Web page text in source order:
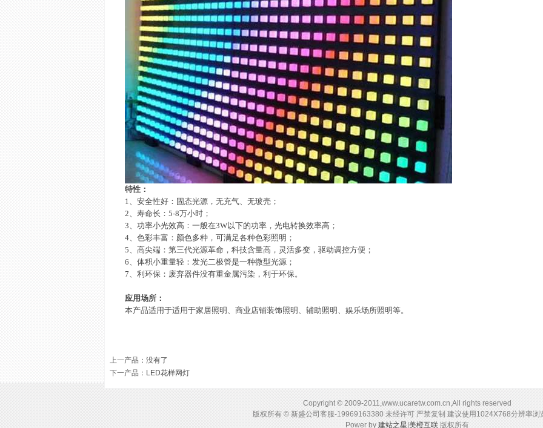
特性：
1、安全性好：固态光源，无充气、无玻壳；
2、寿命长： 5-8万小时；
3、功率小光效高：一般在3W以下的功率，光电转换效率高；
4、色彩丰富：颜色多种，可满足各种色彩照明；
5、高尖端：第三代光源革命，科技含量高，灵活多变，驱动调控方便；
6、体积小重量轻：发光二极管是一种微型光源；
7、利环保：废弃器件没有重金属污染，利于环保。
应用场所：
本产品适用于适用于家居照明、商业店铺装饰照明、辅助照明、娱乐场所照明等。
上一产品 ：没有了
下一产品 ： LED花样网灯
Copyright © 2009-2011,www.ucaretw.com.cn,All rights reserved
版权所有 © 新盛公司客服-19969163380 未经许可 严禁复制 建议使用1024X768分辨率浏
Power by 建站之星 美橙互联 版权所有